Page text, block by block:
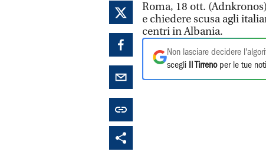
Roma, 18 ott.
e chiedere scusa agli
centri in Albania.
Non lasciare decidere
scegli
Il Tirrenoper le tue